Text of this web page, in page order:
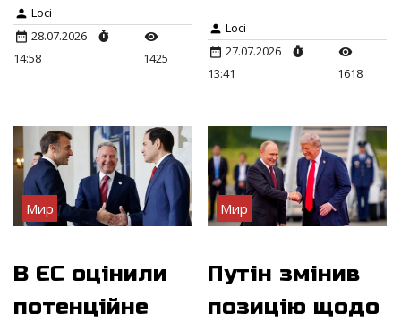
Loci
28.07.2026
14:58
1425
Loci
27.07.2026
13:41
1618
Мир
В ЄС оцінили
потенційне
Мир
Путін змінив
позицію щодо